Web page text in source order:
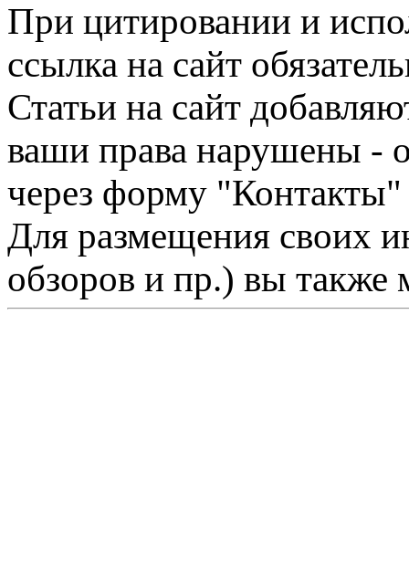
При цитировании и
ссылка на сайт
Статьи на сайт
ваши права нарушены -
через форму "Контакты"
Для размещения своих
обзоров и пр.) вы также